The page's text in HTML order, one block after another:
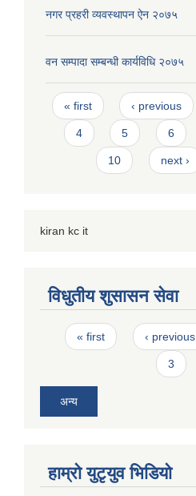
नगर प्रहरी व्यवस्थापन ऐन २०७५
वन सम्पादा सम्बन्धी कार्यविधि २०७५
Pages
« first ‹ previous
4 5 6
10 next ›
kiran kc it
विधुतीय शुसासन सेवा
Pages
« first ‹ previous
3
अन्य
हाम्राे युटृयुव भिडियाे